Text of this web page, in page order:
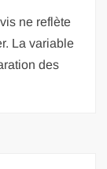
ne reflète
La variable
des